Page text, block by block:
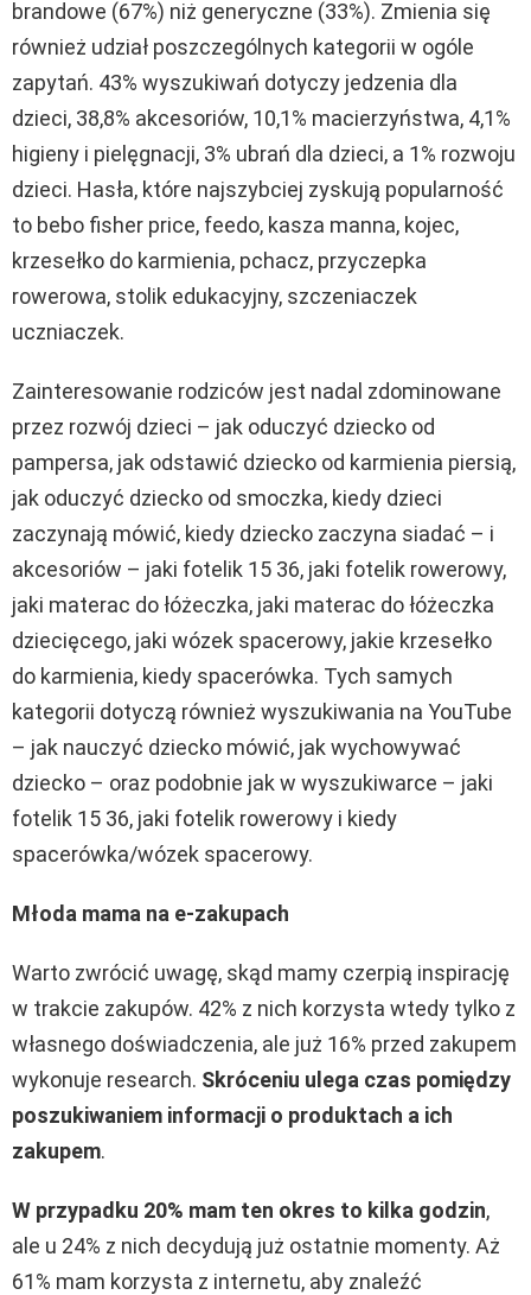
brandowe (67%) niż generyczne (33%). Zmienia się
również udział poszczególnych kategorii w ogóle
zapytań. 43% wyszukiwań dotyczy jedzenia dla
dzieci, 38,8% akcesoriów, 10,1% macierzyństwa, 4,1%
higieny i pielęgnacji, 3% ubrań dla dzieci, a 1% rozwoju
dzieci. Hasła, które najszybciej zyskują popularność
to bebo fisher price, feedo, kasza manna, kojec,
krzesełko do karmienia, pchacz, przyczepka
rowerowa, stolik edukacyjny, szczeniaczek
uczniaczek.
Zainteresowanie rodziców jest nadal zdominowane
przez rozwój dzieci – jak oduczyć dziecko od
pampersa, jak odstawić dziecko od karmienia piersią,
jak oduczyć dziecko od smoczka, kiedy dzieci
zaczynają mówić, kiedy dziecko zaczyna siadać – i
akcesoriów – jaki fotelik 15 36, jaki fotelik rowerowy,
jaki materac do łóżeczka, jaki materac do łóżeczka
dziecięcego, jaki wózek spacerowy, jakie krzesełko
do karmienia, kiedy spacerówka. Tych samych
kategorii dotyczą również wyszukiwania na YouTube
– jak nauczyć dziecko mówić, jak wychowywać
dziecko – oraz podobnie jak w wyszukiwarce – jaki
fotelik 15 36, jaki fotelik rowerowy i kiedy
spacerówka/wózek spacerowy.
Młoda mama na e-zakupach
Warto zwrócić uwagę, skąd mamy czerpią inspirację
w trakcie zakupów. 42% z nich korzysta wtedy tylko z
własnego doświadczenia, ale już 16% przed zakupem
wykonuje research. Skróceniu ulega czas pomiędzy
poszukiwaniem informacji o produktach a ich
zakupem.
W przypadku 20% mam ten okres to kilka godzin,
ale u 24% z nich decydują już ostatnie momenty. Aż
61% mam korzysta z internetu, aby znaleźć